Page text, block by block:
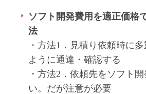
ソフト開発費用を適正価格
法
・方法1．見積り依頼時に
ように通達・確認する
・方法2．依頼先をソフト
い。だが注意が必要